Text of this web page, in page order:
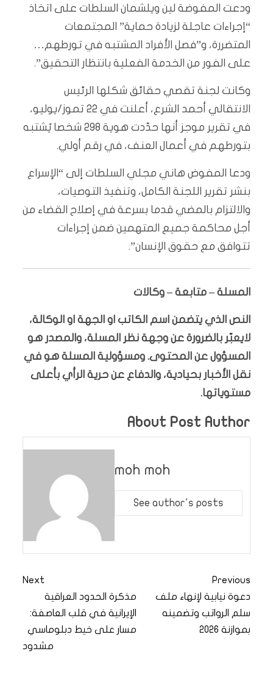
ودعت المفوضة لين ويلشمان السلطات على اتخاذ
“إجراءات عاجلة لزيادة حماية” المجتمعات
المتضررة، و”فصل الأفراد المشتبه في تورطهم…
على الفور من الخدمة الفعلية بانتظار التحقيق”.
وكانت لجنة تقصي حقائق شكلها الرئيس
الانتقالي أحمد الشرع، أعلنت في 22 تموز/يوليو،
في تقرير موجز أنها حدّدت هوية 298 شخصا يُشتبه
بتورطهم في أعمال العنف، في رقم أولي.
ودعا المفوض هاني مجلي السلطات إلى “الإسراع
بنشر تقرير اللجنة الكامل، وتنفيذ التوصيات،
والالتزام بالمضي قدما بسرعة في إصلاح القضاء من
أجل محاكمة جميع المتهمين ضمن إجراءات
تتوافق مع حقوق الإنسان”.
المسلة – متابعة – وكالات
النص الذي يتضمن اسم الكاتب او الجهة او الوكالة،
لايعبّر بالضرورة عن وجهة نظر المسلة، والمصدر هو
المسؤول عن المحتوى. ومسؤولية المسلة هو في
نقل الأخبار بحيادية، والدفاع عن حرية الرأي بأعلى
مستوياتها.
About Post Author
moh moh
See author's posts
Previous
دعوة نيابية لإنهاء ملف
سلم الرواتب وتضمينه
بموازنة 2026
Next
مذكرة الحدود العراقية
الإيرانية في قلب العاصفة:
مسار على خيط دبلوماسي
مشدود